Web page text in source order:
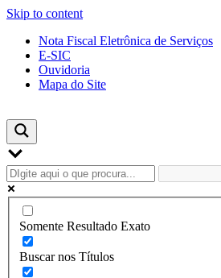
Skip to content
Nota Fiscal Eletrônica de Serviços
E-SIC
Ouvidoria
Mapa do Site
Somente Resultado Exato
Buscar nos Títulos